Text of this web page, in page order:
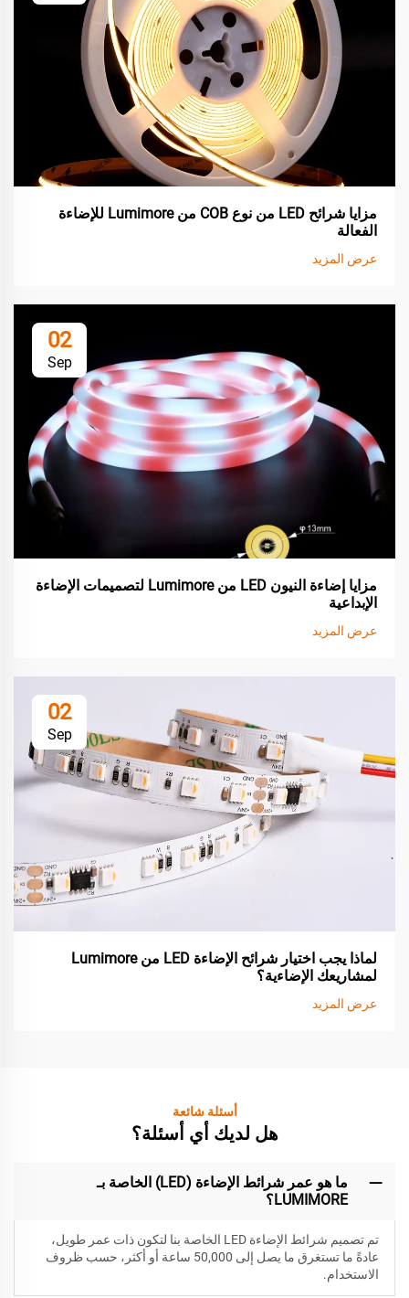
مزايا شرائح LED من نوع COB من Lumimore للإضاءة
الفعالة
عرض المزيد
02
Sep
مزايا إضاءة النيون LED من Lumimore لتصميمات الإضاءة
الإبداعية
عرض المزيد
02
Sep
لماذا يجب اختيار شرائح الإضاءة LED من Lumimore
لمشاريعك الإضاءية؟
عرض المزيد
أسئلة شائعة
هل لديك أي أسئلة؟
ما هو عمر شرائط الإضاءة (LED) الخاصة بـ
LUMIMORE؟
تم تصميم شرائط الإضاءة LED الخاصة بنا لتكون
ذات عمر طويل،
عادةً ما تستغرق ما يصل إلى 50,000 ساعة أو أكثر، حسب ظروف
الاستخدام.